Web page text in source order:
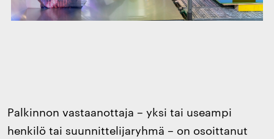
Palkinnon vastaanottaja – yksi tai useampi
henkilö tai suunnittelijaryhmä – on osoittanut